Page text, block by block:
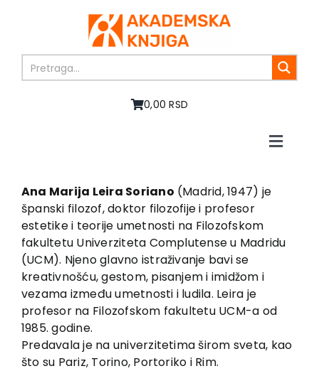
0,00 RSD
Toggle
O nama
Knjige
U pripremi
Akcija
Autori
Vesti
EU PROJEKTI
Kontakt
Ana Marija Leira Soriano (Madrid, 1947) je
španski filozof, doktor filozofije i profesor
estetike i teorije umetnosti na Filozofskom
fakultetu Univerziteta Complutense u Madridu
(UCM). Njeno glavno istraživanje bavi se
kreativnošću, gestom, pisanjem i imidžom i
vezama između umetnosti i ludila. Leira je
profesor na Filozofskom fakultetu UCM-a od
1985. godine.
Predavala je na univerzitetima širom sveta, kao
što su Pariz, Torino, Portoriko i Rim.